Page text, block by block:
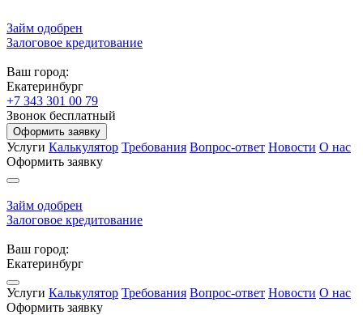
Займ одобрен
Залоговое кредитование
Ваш город:
Екатеринбург
+7 343 301 00 79
Звонок бесплатный
Оформить заявку
Услуги Калькулятор Требования Вопрос-ответ Новости О нас
Оформить заявку
Займ одобрен
Залоговое кредитование
Ваш город:
Екатеринбург
Услуги Калькулятор Требования Вопрос-ответ Новости О нас
Оформить заявку